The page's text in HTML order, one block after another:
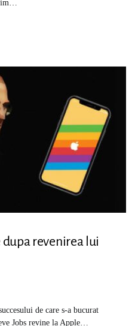
revenirea lui
de care s-a bucurat
Jobs revine la Apple…